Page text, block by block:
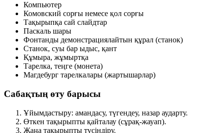
Компьютер
Комовский сорғы немесе қол сорғы
Тақырыпқа сай слайдтар
Паскаль шары
Фонтанды демонстрациялайтын құрал (станок)
Станок, суы бар ыдыс, қант
Құмыра, жұмыртқа
Тарелка, теңге (монета)
Магдебург тарелкалары (жартышарлар)
Сабақтың өту барысы
Ұйымдастыру: амандасу, түгендеу, назар аударту.
Өткен тақырыпты қайталау (сұрақ-жауап).
Жаңа тақырыпты түсіндіру.